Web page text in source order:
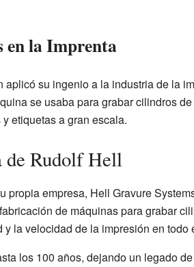
en la Imprenta
aplicó su ingenio a la industria de la
se usaba para grabar cilindros
etiquetas a gran escala.
de Rudolf Hell
propia empresa, Hell Gravure
de máquinas para grabar
y la velocidad de la impresión en todo
los 100 años, dejando un legado